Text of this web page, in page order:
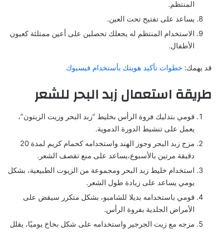
المنتظم.
يساعد على تفتيح تحت العين.
الاستخدام المنتظم له يجعلك تحصلين على أعين ممتلئة كعيون
الأطفال.
قد يهمك: خطوات تأكيد هويتك بأستخدام فيسبوك
طريقة استعمال زبد البحر للشعر
قومي بتدليك فروة الرأس بخليط “زبد البحر وزيت الزيتون”،
يعمل على تنشيط الدورة الدموية.
مزج زبد البحر وجوز الهند واستخدامه كحمام كريم لمدة 20
دقيقة مرتين بالأسبوع،يساعد على منع تقصف الشعر.
استخدام خليط زبد البحر ومجموعة من الزيوت الطبيعية، بشكل
يومي يساعد على زيادة طول الشعر.
قومي باستخدامه بديلا للشامبو، بشكل متكرر سيقض على
الأمراض الجلدية بفروة الرأس.
مزجه مع زيت الجرجير واستخدامه على شكل بخاخ يوميًا، يقلل